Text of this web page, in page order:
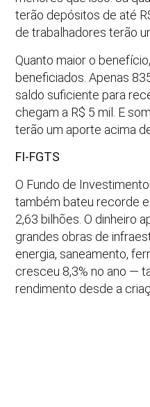
terão depósitos de até
de trabalhadores terão
Quanto maior o
beneficiados. Apenas
saldo suficiente para
chegam a R$ 5 mil. E
terão um aporte acima
FI-FGTS
O Fundo de
também bateu recorde
2,63 bilhões. O dinheiro
grandes obras de
energia, saneamento,
cresceu 8,3% no ano —
rendimento desde a